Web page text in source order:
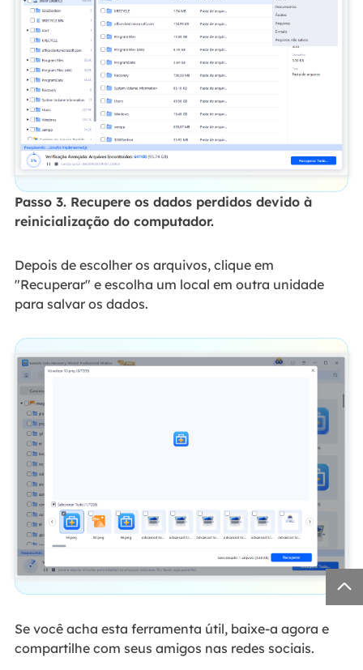
Passo 3. Recupere os dados perdidos devido à
reinicialização do computador.
Depois de escolher os arquivos, clique em
"Recuperar" e escolha um local em outra unidade
para salvar os dados.
Se você acha esta ferramenta útil, baixe-a agora e
compartilhe com seus amigos nas redes sociais.
